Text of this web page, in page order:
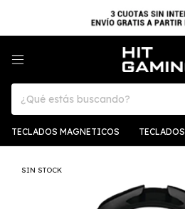
TECLADOS MAGNETICOS TECLADOS
SIN STOCK